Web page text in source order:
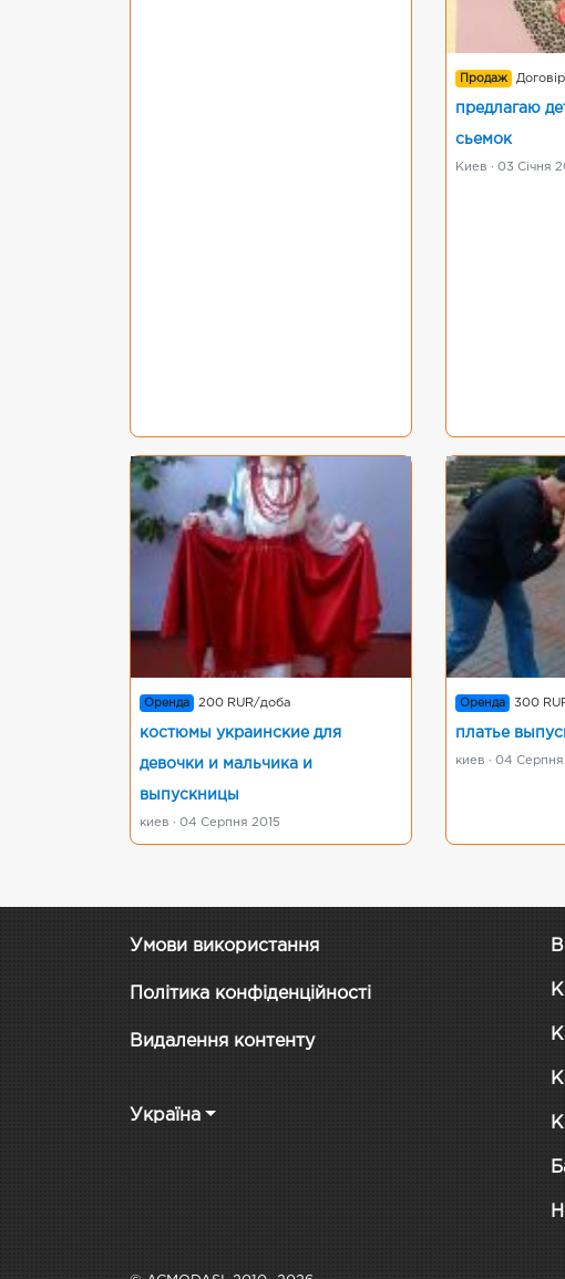
Продаж
предлагаю
сьемок
Киев · 03 Січня
Оренда 200 RUR/доба
костюмы украинские для
девочки и мальчика и
выпускницы
киев · 04 Серпня 2015
Оренда 300
платье
киев · 04 Серпня
Умови використання
Політика конфіденційності
Видалення контенту
Україна